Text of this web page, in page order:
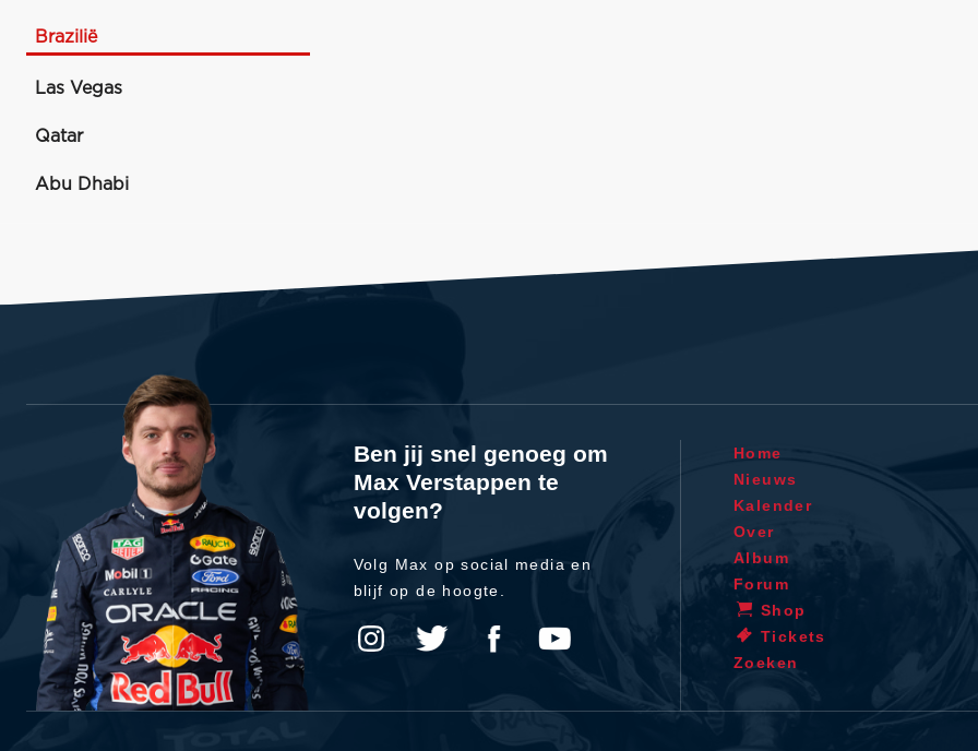
Brazilië
Las Vegas
Qatar
Abu Dhabi
Ben jij snel genoeg om
Max Verstappen te
volgen?
Volg Max op social media en
blijf op de hoogte.
Home
Nieuws
Kalender
Over
Album
Forum
Shop
Tickets
Zoeken